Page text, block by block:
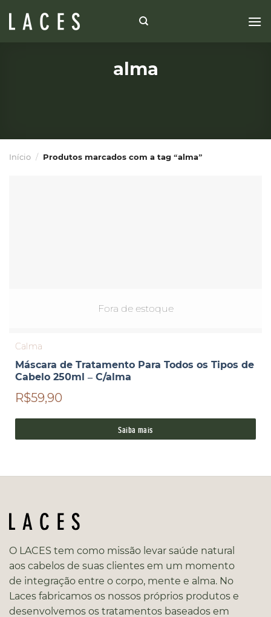
alma
Início / Produtos marcados com a tag “alma”
Fora de estoque
Calma
Máscara de Tratamento Para Todos os Tipos de
Cabelo 250ml – C/alma
R$59,90
Saiba mais
O LACES tem como missão levar saúde natural
aos cabelos de suas clientes em um momento
de integração entre o corpo, mente e alma. No
Laces fabricamos os nossos próprios produtos e
desenvolvemos os tratamentos baseados em